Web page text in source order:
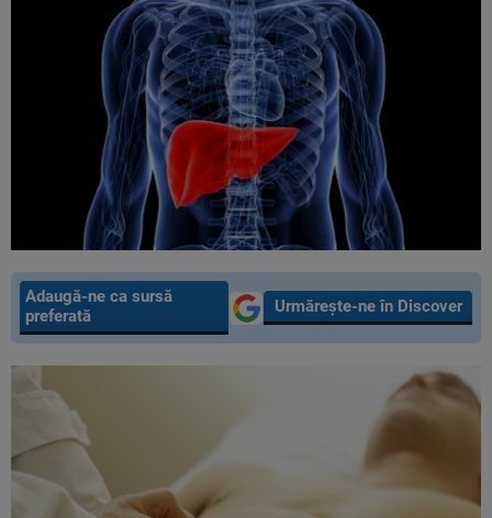
Adaugă-ne ca sursă
preferată
Urmărește-ne în Discover